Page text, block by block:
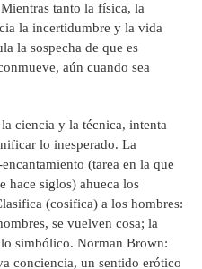
tanto la física, la
la incertidumbre y la vida
la sospecha de que es
aún cuando sea
ciencia y la técnica, intenta
lo inesperado. La
(tarea en la que
hace siglos) ahueca los
(cosifica) a los hombres:
se vuelven cosa; la
simbólico. Norman Brown:
conciencia, un sentido erótico